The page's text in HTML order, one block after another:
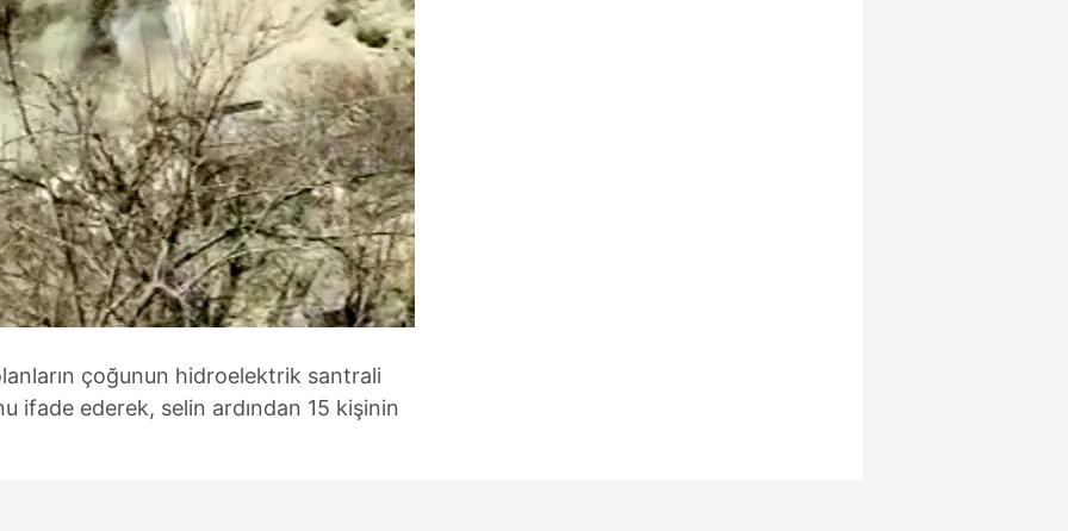
yer alan panel vasıtasıyla belirleyebilirsiniz. Çerezlere ilişkin detaylı bilgi için Ayarlar
Metnimiziziyaret edebilirsiniz.
Kanunu uyarınca hazırlanmış Aydınlatma Metnimizi okumak ve sitemizde ilgili
çerezlerle ilgili bilgi almak için lütfentıklayınız.
çoğunun hidroelektrik santrali
ifade ederek, selin ardından 15 kişinin